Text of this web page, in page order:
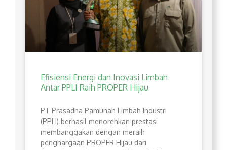
Efisiensi Energi dan Inovasi Limbah
Antar PPLI Raih PROPER Hijau
PT Prasadha Pamunah Limbah Industri
(PPLI) berhasil menorehkan prestasi
membanggakan dengan meraih
penghargaan PROPER Hijau dari